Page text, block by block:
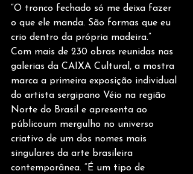
“O tronco fechado só me deixa fazer
o que ele manda. São formas que eu
crio dentro da própria madeira.”
Com mais de 230 obras reunidas nas
galerias da CAIXA Cultural, a mostra
marca a primeira exposição individual
do artista sergipano Véio na região
Norte do Brasil e apresenta ao
públicoum mergulho no universo
criativo de um dos nomes mais
singulares da arte brasileira
contemporânea. “É um tipo de